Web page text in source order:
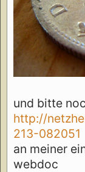
und bitte
http://
213-082051
an meiner
webdoc